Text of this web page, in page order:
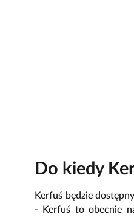
Do kiedy
Kerfuś będzie
- Kerfuś to obecnie